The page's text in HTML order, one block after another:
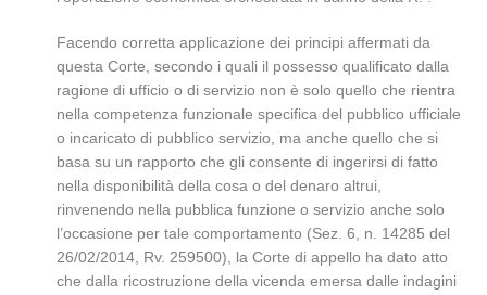
Facendo corretta applicazione dei principi affermati da
questa Corte, secondo i quali il possesso qualificato dalla
ragione di ufficio o di servizio non è solo quello che rientra
nella competenza funzionale specifica del pubblico ufficiale
o incaricato di pubblico servizio, ma anche quello che si
basa su un rapporto che gli consente di ingerirsi di fatto
nella disponibilità della cosa o del denaro altrui,
rinvenendo nella pubblica funzione o servizio anche solo
l’occasione per tale comportamento (Sez. 6, n. 14285 del
26/02/2014, Rv. 259500), la Corte di appello ha dato atto
che dalla ricostruzione della vicenda emersa dalle indagini